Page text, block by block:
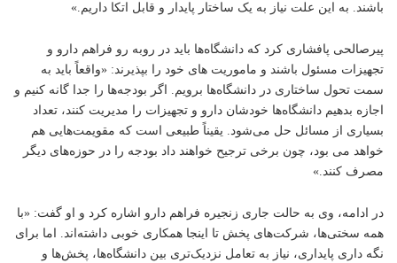
باشند. به این علت نیاز به یک ساختار پایدار و قابل اتکا داریم.»
پیرصالحی پافشاری کرد که دانشگاه‌ها باید در روبه رو فراهم دارو و
تجهیزات مسئول باشند و ماموریت های خود را بپذیرند: «واقعاً باید به
سمت تحول ساختاری در دانشگاه‌ها برویم. اگر بودجه‌ها را جدا گانه کنیم و
اجازه بدهیم دانشگاه‌ها خودشان دارو و تجهیزات را مدیریت کنند، تعداد
بسیاری از مسائل حل می‌شود. یقیناً طبیعی است که مقویمت‌هایی هم
خواهد می بود، چون برخی ترجیح خواهند داد بودجه را در حوزه‌های دیگر
مصرف کنند.»
در ادامه، وی به حالت جاری زنجیره فراهم دارو اشاره کرد و او گفت: «با
همه سختی‌ها، شرکت‌های پخش تا اینجا همکاری خوبی داشته‌اند. اما برای
نگه داری پایداری، نیاز به تعامل نزدیک‌تری بین دانشگاه‌ها، پخش‌ها و